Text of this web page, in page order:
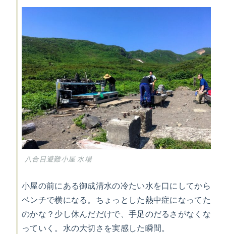
八合目避難小屋 水場
小屋の前にある御成清水の冷たい水を口にしてから
ベンチで横になる。ちょっとした熱中症になってた
のかな？少し休んだだけで、手足のだるさがなくな
っていく。水の大切さを実感した瞬間。